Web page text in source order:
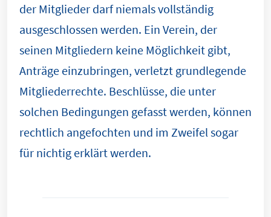
der Mitglieder darf niemals vollständig
ausgeschlossen werden. Ein Verein, der
seinen Mitgliedern keine Möglichkeit gibt,
Anträge einzubringen, verletzt grundlegende
Mitgliederrechte. Beschlüsse, die unter
solchen Bedingungen gefasst werden, können
rechtlich angefochten und im Zweifel sogar
für nichtig erklärt werden.